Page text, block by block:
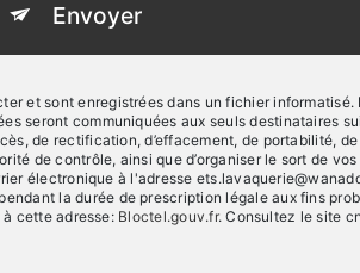
Envoyer
et sont enregistrées dans un fichier
seront communiquées aux seuls destinataires
de rectification, d’effacement, de portabilité,
de contrôle, ainsi que d’organiser le sort de
électronique à l'adresse
la durée de prescription légale aux fins
cette adresse: Bloctel.gouv.fr. Consultez le site